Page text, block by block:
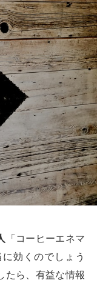
「コーヒーエネマ
効くのでしょう
たら、有益な情報